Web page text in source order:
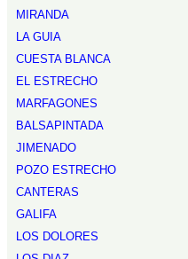
MIRANDA
LA GUIA
CUESTA BLANCA
EL ESTRECHO
MARFAGONES
BALSAPINTADA
JIMENADO
POZO ESTRECHO
CANTERAS
GALIFA
LOS DOLORES